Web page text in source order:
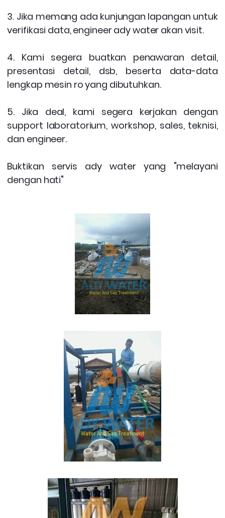
3. Jika memang ada kunjungan lapangan untuk
verifikasi data, engineer ady water akan visit.
4. Kami segera buatkan penawaran detail,
presentasi detail, dsb, beserta data-data
lengkap mesin ro yang dibutuhkan.
5. Jika deal, kami segera kerjakan dengan
support laboratorium, workshop, sales, teknisi,
dan engineer.
Buktikan servis ady water yang "melayani
dengan hati"